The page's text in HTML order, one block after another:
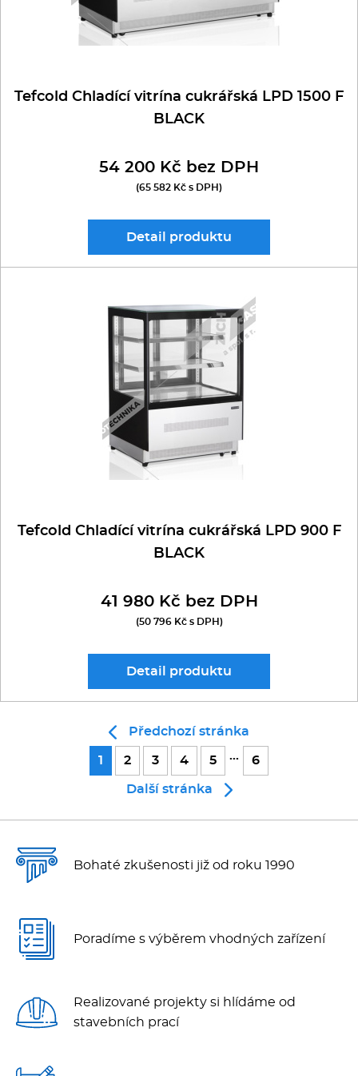
Tefcold Chladící vitrína cukrářská LPD 1500 F
BLACK
54 200 Kč bez DPH
(65 582 Kč s DPH)
Detail produktu
Tefcold Chladící vitrína cukrářská LPD 900 F
BLACK
41 980 Kč bez DPH
(50 796 Kč s DPH)
Detail produktu
Předchozí stránka
1 2 3 4 5 ... 6
Další stránka
Bohaté zkušenosti již od roku 1990
Poradíme s výběrem vhodných zařízení
Realizované projekty si hlídáme od
stavebních prací